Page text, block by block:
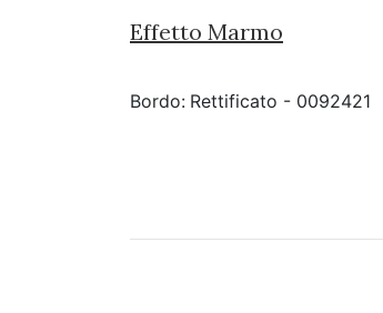
Effetto Marmo
Bordo: Rettificato - 0092421